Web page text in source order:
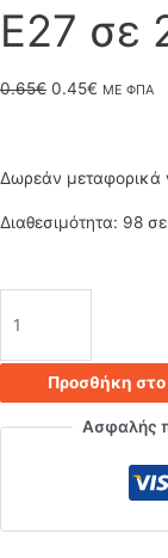
E27 σε
0.65€ Original
was:
0.65€.
0.45€ Η
τιμή
είναι:
ΜΕ ΦΠΑ
Δωρεάν μεταφορικά
Διαθεσιμότητα: 98
αντάπτορας
σε
Προσθήκη στο
Ασφαλής